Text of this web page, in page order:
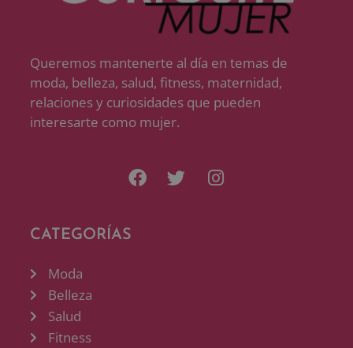
Queremos mantenerte al día en temas de
moda, belleza, salud, fitness, maternidad,
relaciones y curiosidades que pueden
interesarte como mujer.
CATEGORÍAS
Moda
Belleza
Salud
Fitness